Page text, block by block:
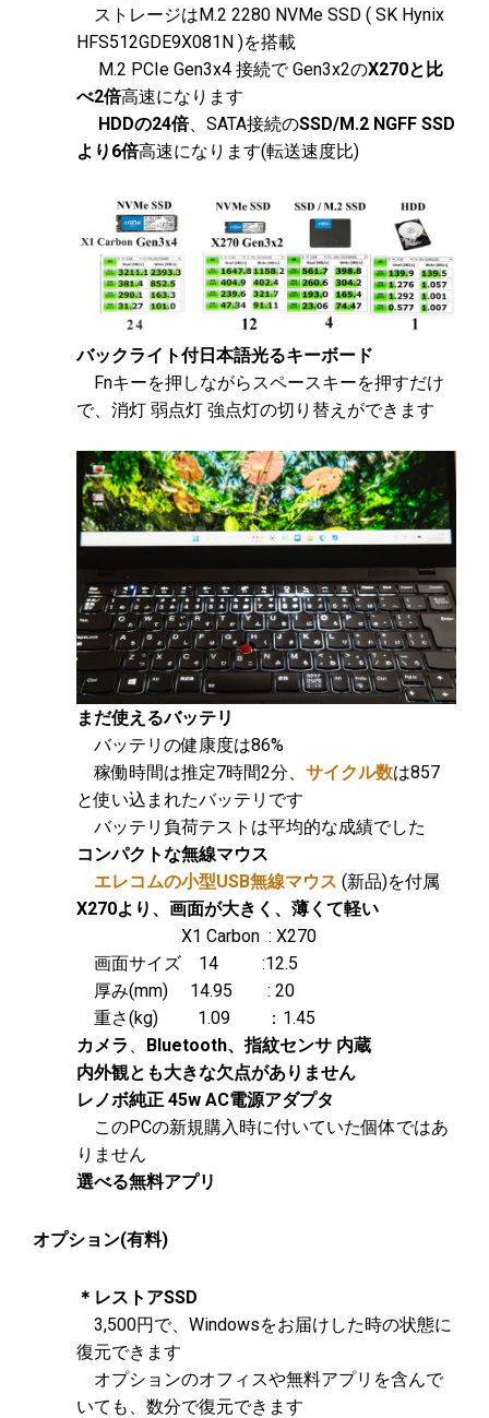
ストレージはM.2 2280 NVMe SSD ( SK Hynix
HFS512GDE9X081N )を搭載
M.2 PCIe Gen3x4 接続で Gen3x2のX270と比
べ2倍高速になります
HDDの24倍、SATA接続のSSD/M.2 NGFF SSD
より6倍高速になります(転送速度比)
バックライト付日本語光るキーボード
Fnキーを押しながらスペースキーを押すだけ
で、消灯 弱点灯 強点灯の切り替えができます
まだ使えるバッテリ
バッテリの健康度は86%
稼働時間は推定7時間2分、 サイクル数は857
と使い込まれたバッテリです
バッテリ負荷テストは平均的な成績でした
コンパクトな無線マウス
エレコムの小型USB無線マウス (新品)を付属
X270より、画面が大きく、薄くて軽い
X1 Carbon : X270
画面サイズ 14 :12.5
厚み(mm) 14.95 : 20
重さ(kg) 1.09 ：1.45
カメラ
Bluetooth、指紋センサ 内蔵
内外観とも大きな欠点がありません
レノボ純正 45w AC電源アダプタ
このPCの新規購入時に付いていた個体ではあ
りません
選べる無料アプリ
オプション(有料)
＊レストアSSD
3,500円で、Windowsをお届けした時の状態に
復元できます
オプションのオフィスや無料アプリを含んで
いても、数分で復元できます